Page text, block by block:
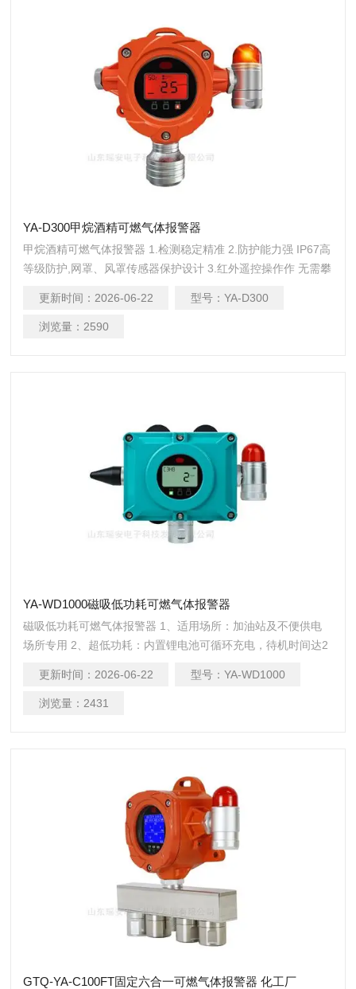
YA-D300甲烷酒精可燃气体报警器
甲烷酒精可燃气体报警器 1.检测稳定精准 2.防护能力强 IP67高
等级防护,网罩、风罩传感器保护设计 3.红外遥控操作作 无需攀
20mA，RS485，LoRa无线信号，PowerBus二总线 5.LoRa无
线通讯低功耗、免布线、抗干扰,传输距离3-5公里，轻松穿墙
更新时间： 2026-06-22 型号： YA-D300
浏览量： 2590
YA-WD1000磁吸低功耗可燃气体报警器
磁吸低功耗可燃气体报警器 1、适用场所：加油站及不便供电
场所专用 2、超低功耗：内置锂电池可循环充电，待机时间达2
采用强力包胶磁铁，安全不脱落 4、多重报警：故障、高低、
低报报警，防盗振动报警 5、无线传输：LoRa或4G两种方式，
更新时间： 2026-06-22 型号： YA-WD1000
浏览量： 2431
GTQ-YA-C100FT固定六合一可燃气体报警器 化工厂